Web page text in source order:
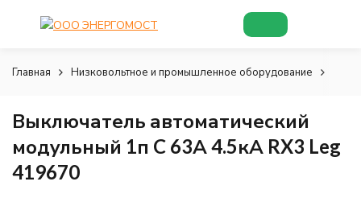
Главная Низковольтное и промышленное оборудование
Выключатель автоматический
модульный 1п C 63А 4.5кА RX3 Leg
419670